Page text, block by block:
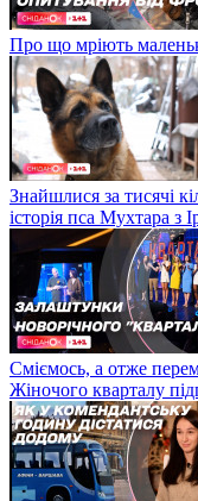
Про що мріють
Знайшлися за тисячі
історія пса Мухтара з
Сміємось, а отже
Жіночого кварталу